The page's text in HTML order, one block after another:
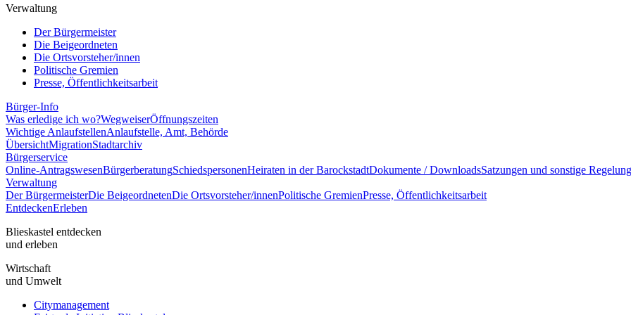
Verwaltung
Der Bürgermeister
Die Beigeordneten
Die Ortsvorsteher/innen
Politische Gremien
Presse, Öffentlichkeitsarbeit
Bürger-Info
Was erledige ich wo?WegweiserÖffnungszeiten
Wichtige AnlaufstellenAnlaufstelle, Amt, Behörde
ÜbersichtMigrationStadtarchiv
Bürgerservice
Online-AntragswesenBürgerberatungSchiedspersonenHeiraten in der BarockstadtDokumente / DownloadsSatzungen und sonstige
Verwaltung
Der BürgermeisterDie BeigeordnetenDie Ortsvorsteher/innenPolitische GremienPresse, Öffentlichkeitsarbeit
EntdeckenErleben
Blieskastel entdecken
und erleben
Wirtschaft
und Umwelt
Citymanagement